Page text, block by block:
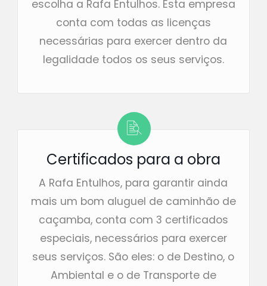
escolha a Rafa Entulhos. Esta empresa
conta com todas as licenças
necessárias para exercer dentro da
legalidade todos os seus serviços.
Certificados para a obra
A Rafa Entulhos, para garantir ainda
mais um bom aluguel de caminhão de
caçamba, conta com 3 certificados
especiais, necessários para exercer
seus serviços. São eles: o de Destino, o
Ambiental e o de Transporte de